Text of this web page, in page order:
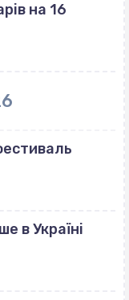
на 16
в Україні